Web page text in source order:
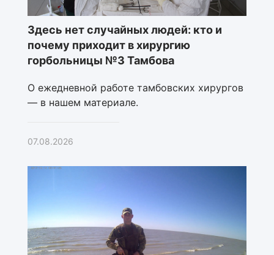
Здесь нет случайных людей: кто и
почему приходит в хирургию
горбольницы №3 Тамбова
О ежедневной работе тамбовских хирургов
— в нашем материале.
07.08.2026